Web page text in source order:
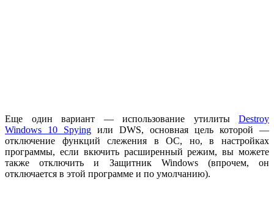
Еще один вариант — использование утилиты Destroy
Windows 10 Spying или DWS, основная цель которой —
отключение функций слежения в ОС, но, в настройках
программы, если вкючить расширенный режим, вы можете
также отключить и Защитник Windows (впрочем, он
отключается в этой программе и по умолчанию).